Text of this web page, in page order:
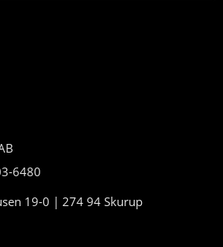
6480
19-0 | 274 94 Skurup